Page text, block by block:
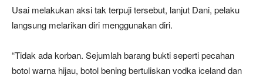
Usai melakukan aksi tak terpuji tersebut, lanjut Dani, pelaku
langsung melarikan diri menggunakan diri.
“Tidak ada korban. Sejumlah barang bukti seperti pecahan
botol warna hijau, botol bening bertuliskan vodka iceland dan